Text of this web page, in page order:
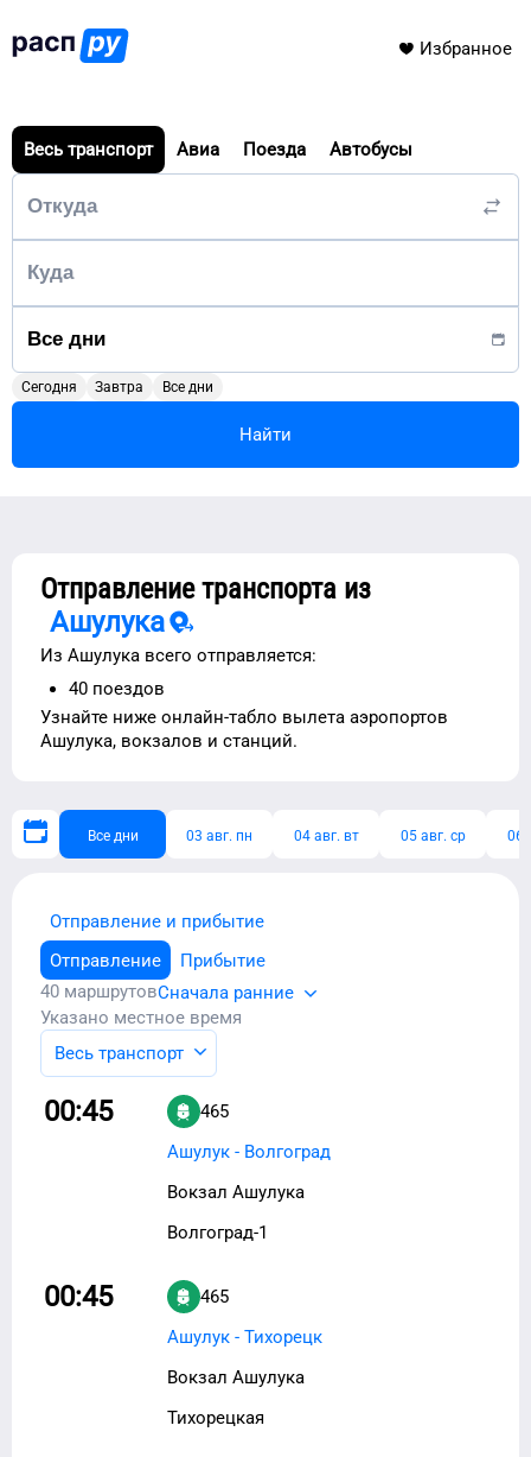
Избранное
Весь транспорт Авиа Поезда Автобусы
Сегодня Завтра Все дни
Найти
Отправление транспорта из
Ашулука
Из Ашулука всего отправляется:
40 поездов
Узнайте ниже онлайн-табло вылета аэропортов
Ашулука, вокзалов и станций.
Все дни 03 авг. пн 04 авг. вт 05 авг. ср 06
Отправление и прибытие
Отправление
Прибытие
40 маршрутовСначала ранние
Указано местное время
Весь транспорт
00:45
465
Ашулук - Волгоград
Вокзал Ашулука
Волгоград-1
00:45
465
Ашулук - Тихорецк
Вокзал Ашулука
Тихорецкая